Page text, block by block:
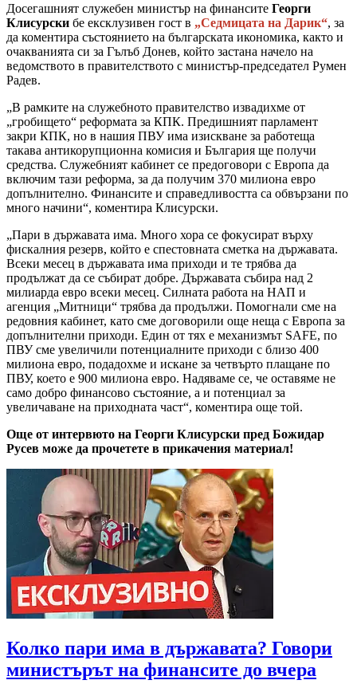
Досегашният служебен министър на финансите Георги
Клисурски бе ексклузивен гост в „Седмицата на Дарик“, за
да коментира състоянието на българската икономика, както и
очакванията си за Гълъб Донев, който застана начело на
ведомството в правителството с министър-председател Румен
Радев.
„В рамките на служебното правителство извадихме от
„гробището“ реформата за КПК. Предишният парламент
закри КПК, но в нашия ПВУ има изискване за работеща
такава антикорупционна комисия и България ще получи
средства. Служебният кабинет се предоговори с Европа да
включим тази реформа, за да получим 370 милиона евро
допълнително. Финансите и справедливостта са обвързани по
много начини“, коментира Клисурски.
„Пари в държавата има. Много хора се фокусират върху
фискалния резерв, който е спестовната сметка на държавата.
Всеки месец в държавата има приходи и те трябва да
продължат да се събират добре. Държавата събира над 2
милиарда евро всеки месец. Силната работа на НАП и
агенция „Митници“ трябва да продължи. Помогнали сме на
редовния кабинет, като сме договорили още неща с Европа за
допълнителни приходи. Един от тях е механизмът SAFE, по
ПВУ сме увеличили потенциалните приходи с близо 400
милиона евро, подадохме и искане за четвърто плащане по
ПВУ, което е 900 милиона евро. Надяваме се, че оставяме не
само добро финансово състояние, а и потенциал за
увеличаване на приходната част“, коментира още той.
Още от интервюто на Георги Клисурски пред Божидар
Русев може да прочетете в прикачения материал!
Колко пари има в държавата? Говори
министърът на финансите до вчера